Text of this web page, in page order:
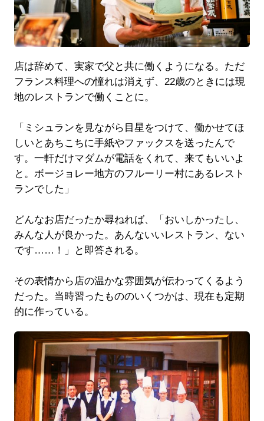
店は辞めて、実家で父と共に働くようになる。ただ
フランス料理への憧れは消えず、22歳のときには現
地のレストランで働くことに。
「ミシュランを見ながら目星をつけて、働かせてほ
しいとあちこちに手紙やファックスを送ったんで
す。一軒だけマダムが電話をくれて、来てもいいよ
と。ボージョレー地方のフルーリー村にあるレスト
ランでした」
どんなお店だったか尋ねれば、「おいしかったし、
みんな人が良かった。あんないいレストラン、ない
です……！」と即答される。
その表情から店の温かな雰囲気が伝わってくるよう
だった。当時習ったもののいくつかは、現在も定期
的に作っている。